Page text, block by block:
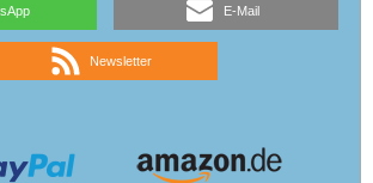
E-Mail
Newsletter